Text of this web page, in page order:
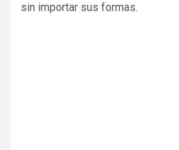
sin importar sus formas.